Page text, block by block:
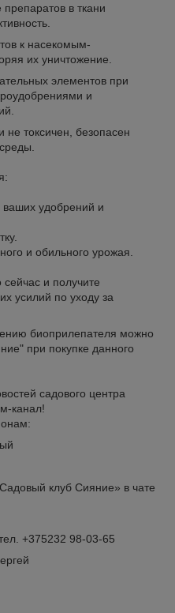
в ткани
к насекомым-
их уничтожение.
элементов при
и
не токсичен, безопасен
удобрений и
и обильного урожая.
и получите
усилий по уходу за
биоприлепателя можно
при покупке данного
садового центра
канал!
клуб Сияние» в чате
+375232 98-03-65